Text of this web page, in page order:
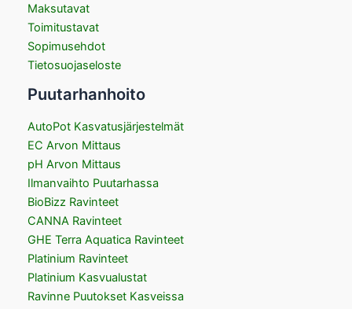
Maksutavat
Toimitustavat
Sopimusehdot
Tietosuojaseloste
Puutarhanhoito
AutoPot Kasvatusjärjestelmät
EC Arvon Mittaus
pH Arvon Mittaus
Ilmanvaihto Puutarhassa
BioBizz Ravinteet
CANNA Ravinteet
GHE Terra Aquatica Ravinteet
Platinium Ravinteet
Platinium Kasvualustat
Ravinne Puutokset Kasveissa